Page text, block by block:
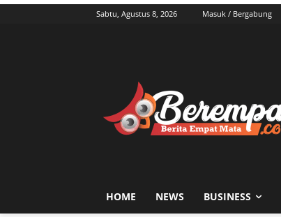
Sabtu, Agustus 8, 2026 Masuk / Bergabung
HOME NEWS BUSINESS